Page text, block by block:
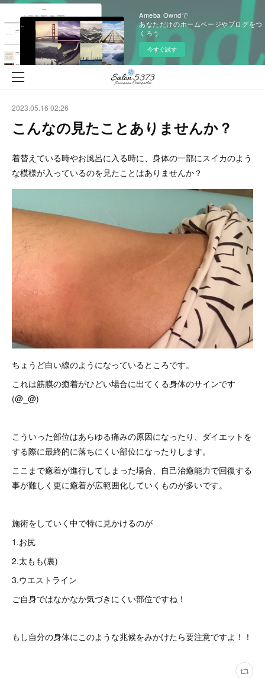
Ameba Owndで
あなただけのホームページやブログをつ
くろう
今すぐ試す
2023.05.16 02:26
こんなの見たことありませんか？
着替えている時やお風呂に入る時に、身体の一部にスイカのよう
な模様が入っているのを見たことはありませんか？
ちょうど白い線のようになっているところです。
これは筋膜の癒着がひどい場合に出てくる身体のサインです
(@_@)
こういった部位はあらゆる痛みの原因になったり、ダイエットを
する際に最終的に落ちにくい部位になったりします。
ここまで癒着が進行してしまった場合、自己治癒能力で回復する
事が難しく更に癒着が広範囲化していくものが多いです。
施術をしていく中で特に見かけるのが
1.お尻
2.太もも(裏)
3.ウエストライン
ご自身ではなかなか気づきにくい部位ですね！
もし自分の身体にこのような兆候をみかけたら要注意ですよ！！